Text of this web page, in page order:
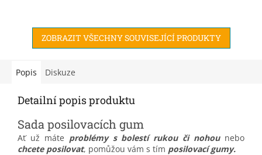
cvičebního žebříku...
ZOBRAZIT VŠECHNY SOUVISEJÍCÍ PRODUKTY
Popis Diskuze
Detailní popis produktu
Sada posilovacích gum
Ať už máte problémy s bolestí rukou či nohou nebo
chcete posilovat, pomůžou vám s tím posilovací gumy.